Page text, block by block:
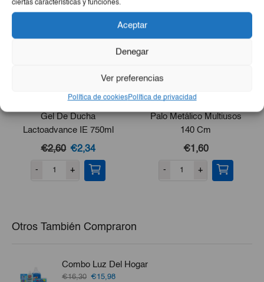
ciertas características y funciones.
Aceptar
Denegar
Ver preferencias
Política de cookiesPolítica de privacidad
Gel De Ducha
Lactoadvance IE 750ml
€2,60 El
precio
original
€2,34El
precio
actual
- +
Palo Metálico Multiusos
140 Cm
€1,60
- +
Otros También Compraron
Combo Luz Del Hogar
€16,30 El
€15,98El